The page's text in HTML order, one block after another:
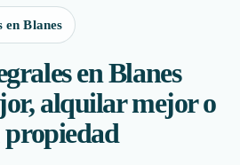
en Blanes
en Blanes
alquilar mejor o